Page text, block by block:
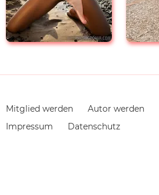
Navigation
überspringen
Mitglied werden Autor werden
Impressum
Datenschutz